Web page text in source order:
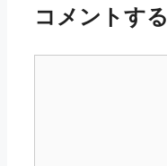
コメントする